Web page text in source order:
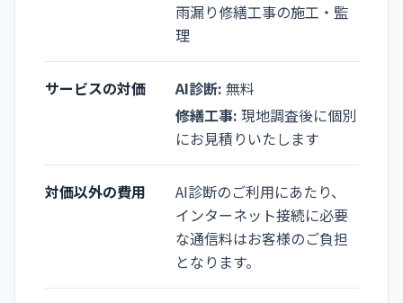
雨漏り修繕工事の施工・監
理
サービスの対価 AI診断: 無料
修繕工事: 現地調査後に個別
にお見積りいたします
対価以外の費用
AI診断のご利用にあたり、
インターネット接続に必要
な通信料はお客様のご負担
となります。